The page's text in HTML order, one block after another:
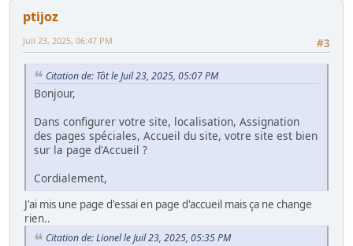
ptijoz
#3
Juil 23, 2025, 06:47 PM
Citation de: Tôt le Juil 23, 2025, 05:07 PM
Bonjour,
Dans configurer votre site, localisation, Assignation
des pages spéciales, Accueil du site, votre site est bien
sur la page d'Accueil ?
Cordialement,
J'ai mis une page d'essai en page d'accueil mais ça ne change
rien..
Citation de: Lionel le Juil 23, 2025, 05:35 PM